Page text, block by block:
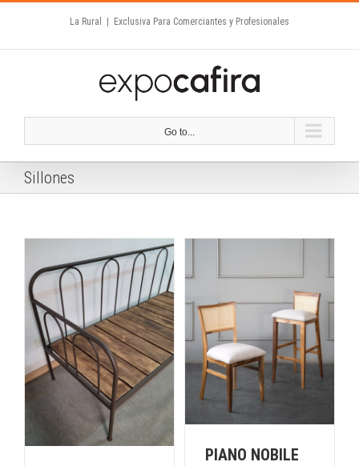
content
La Rural Exclusiva Para Comerciantes y Profesionales
Go to...
Sillones
PIANO NOBILE
Iluminación Muebles Objetos
Deco Sillones Textil Hogar
PIANO NOBILE